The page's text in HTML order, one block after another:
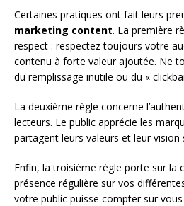
Certaines pratiques ont fait leurs
marketing content. La première
respect : respectez toujours votre
contenu à forte valeur ajoutée. Ne
du remplissage inutile ou du «
La deuxième règle concerne
lecteurs. Le public apprécie les
partagent leurs valeurs et leur vision
Enfin, la troisième règle porte sur la
présence régulière sur vos
votre public puisse compter sur